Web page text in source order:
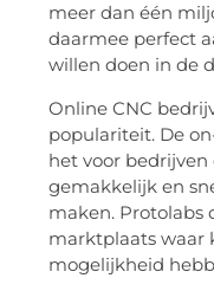
meer dan één
daarmee perfect
willen doen in de
Online CNC
populariteit. De
het voor
gemakkelijk en
maken. Protolabs
marktplaats waar
mogelijkheid